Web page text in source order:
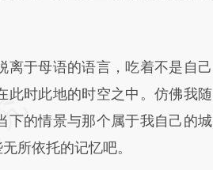
于母语的语言，吃着不是自己
此时此地的时空之中。仿佛我随
下的情景与那个属于我自己的城
所依托的记忆吧。